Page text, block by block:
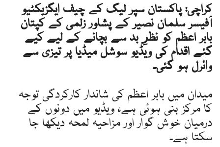
کراچی: پاکستان سپر لیگ کے چیف ایگزیکٹیو
آفیسر سلمان نصیر کے پشاور زلمی کے کپتان
بابر اعظم کو نظرِ بد سے بچانے کے لیے کیے
گئے اقدام کی ویڈیو سوشل میڈیا پر تیزی سے
وائرل ہو گئی۔
میدان میں بابر اعظم کی شاندار کارکردگی توجہ
کا مرکز بنی ہوئی ہے، ویڈیو میں دونوں کے
درمیان خوش گوار اور مزاحیہ لمحہ دیکھا جا
سکتا ہے۔